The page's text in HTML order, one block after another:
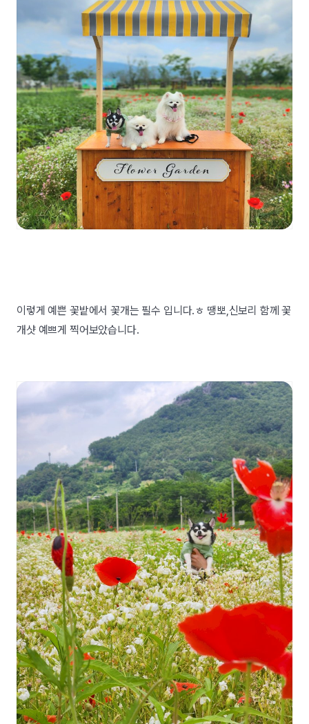
이렇게 예쁜 꽃밭에서 꽃개는 필수 입니다.ㅎ 땡뽀,신보리 함께 꽃
개샷 예쁘게 찍어보았습니다.